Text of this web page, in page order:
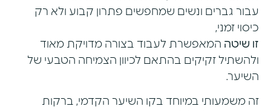
עבור גברים ונשים שמחפשים פתרון קבוע ולא רק
כיסוי זמני,
זו שיטה המאפשרת לעבוד בצורה מדויקת מאוד
ולהשתיל זקיקים בהתאם לכיוון הצמיחה הטבעי של
השיער.
זה משמעותי במיוחד בקו השיער הקדמי, ברקות